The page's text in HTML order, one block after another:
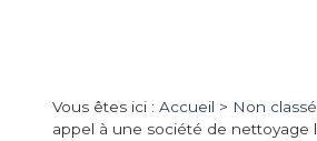
Vous êtes ici : Accueil > Non classé
appel à une société de nettoyage